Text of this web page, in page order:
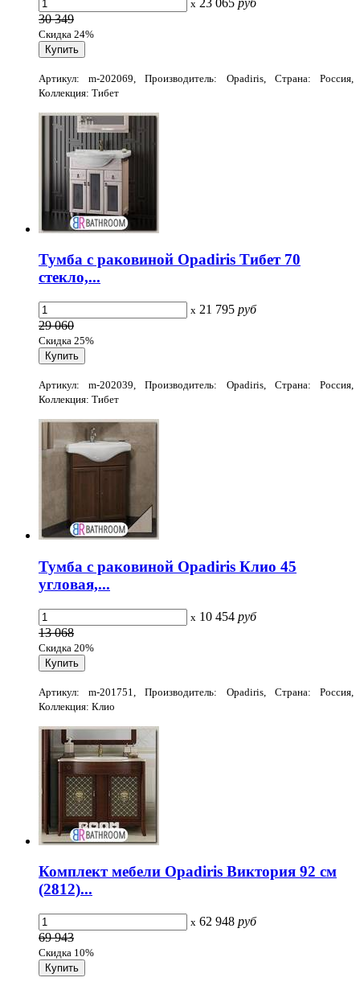
x
30 349
Скидка 24%
Артикул: m-202069, Производитель: Opadiris, Страна: Россия,
Коллекция: Тибет
Тумба с раковиной Opadiris Тибет 70
стекло,...
x 21 795 руб
29 060
Скидка 25%
Артикул: m-202039, Производитель: Opadiris, Страна: Россия,
Коллекция: Тибет
Тумба с раковиной Opadiris Клио 45
угловая,...
x 10 454 руб
13 068
Скидка 20%
Артикул: m-201751, Производитель: Opadiris, Страна: Россия,
Коллекция: Клио
Комплект мебели Opadiris Виктория 92 см
(2812)...
x 62 948 руб
69 943
Скидка 10%